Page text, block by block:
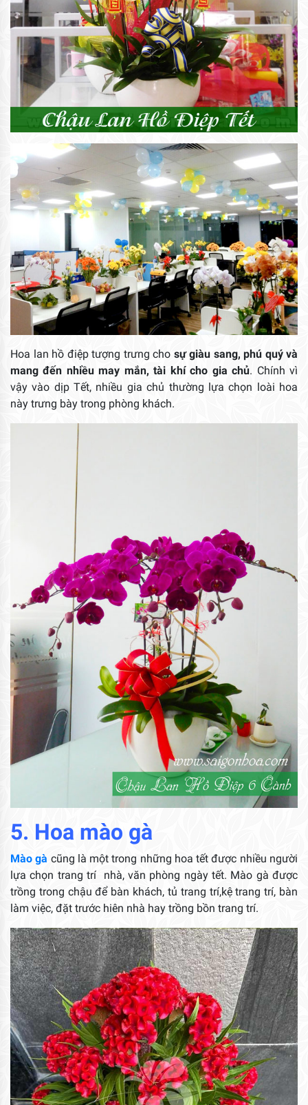
Hoa lan hồ điệp tượng trưng cho sự giàu sang, phú quý và
mang đến nhiều may mắn, tài khí cho gia chủ. Chính vì
vậy vào dịp Tết, nhiều gia chủ thường lựa chọn loài hoa
này trưng bày trong phòng khách.
5. Hoa mào gà
Mào gà cũng là một trong những hoa tết được nhiều người
lựa chọn trang trí nhà, văn phòng ngày tết. Mào gà được
trồng trong chậu để bàn khách, tủ trang trí,kệ trang trí, bàn
làm việc, đặt trước hiên nhà hay trồng bồn trang trí.